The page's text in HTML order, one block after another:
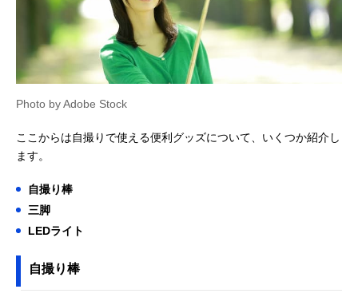
Photo by Adobe Stock
ここからは自撮りで使える便利グッズについて、いくつか紹介し
ます。
自撮り棒
三脚
LEDライト
自撮り棒